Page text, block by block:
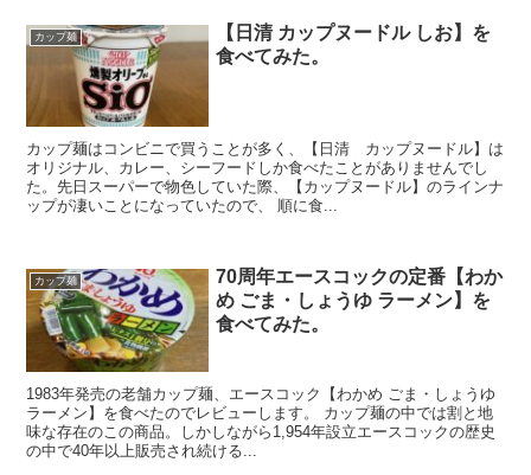
カップ麺
【日清 カップヌードル しお】を
食べてみた。
カップ麺はコンビニで買うことが多く、【日清 カップヌードル】は
オリジナル、カレー、シーフードしか食べたことがありませんでし
た。先日スーパーで物色していた際、【カップヌードル】のラインナ
ップが凄いことになっていたので、 順に食...
カップ麺
70周年エースコックの定番【わか
め ごま・しょうゆ ラーメン】を
食べてみた。
1983年発売の老舗カップ麺、エースコック【わかめ ごま・しょうゆ
ラーメン】を食べたのでレビューします。 カップ麺の中では割と地
味な存在のこの商品。しかしながら1,954年設立エースコックの歴史
の中で40年以上販売され続ける...